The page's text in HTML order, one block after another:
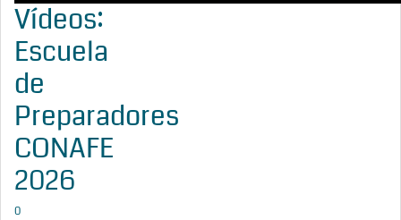
Vídeos:
Escuela
de
Preparadores
CONAFE
2026
0